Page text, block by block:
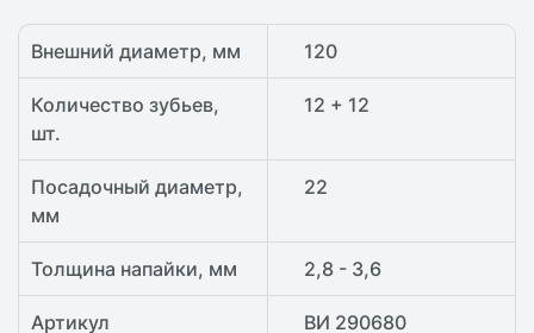
Внешний диаметр, мм 120
Количество зубьев,
шт.
12 + 12
Посадочный диаметр,
мм
22
Толщина напайки, мм 2,8 - 3,6
Артикул ВИ 290680